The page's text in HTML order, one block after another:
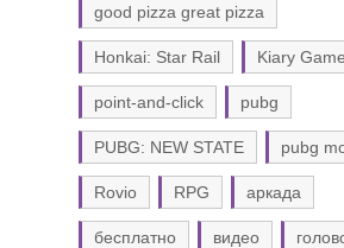
good pizza great pizza
Honkai: Star Rail Kiary
point-and-click pubg
PUBG: NEW STATE pubg
Rovio RPG аркада
бесплатно видео